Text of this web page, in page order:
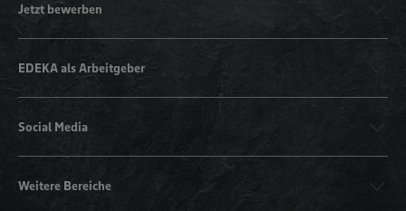
Jetzt bewerben
EDEKA als Arbeitgeber
Social Media
Weitere Bereiche